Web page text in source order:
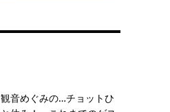
観音めぐみの…チョットひ